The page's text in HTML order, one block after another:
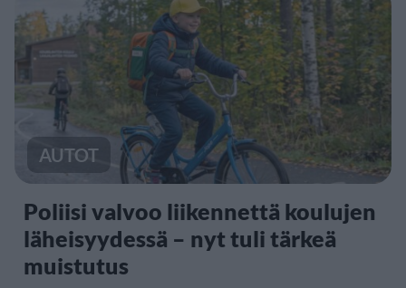
AUTOT
Poliisi valvoo liikennettä koulujen
läheisyydessä – nyt tuli tärkeä
muistutus